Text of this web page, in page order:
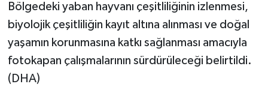
Bölgedeki yaban hayvanı çeşitliliğinin izlenmesi,
biyolojik çeşitliliğin kayıt altına alınması ve doğal
yaşamın korunmasına katkı sağlanması amacıyla
fotokapan çalışmalarının sürdürüleceği belirtildi.
(DHA)